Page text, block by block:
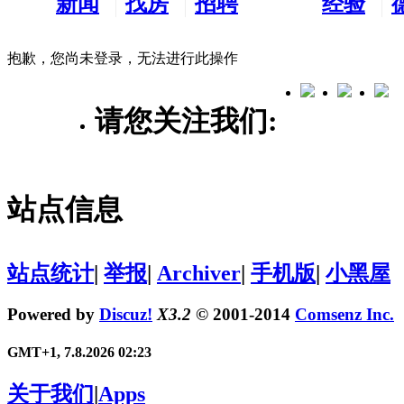
抱歉，您尚未登录，无法进行此操作
请您关注我们:
站点信息
站点统计| 举报| Archiver| 手机版| 小黑屋
Powered by Discuz! X3.2 © 2001-2014 Comsenz Inc.
GMT+1, 7.8.2026 02:23
关于我们|Apps